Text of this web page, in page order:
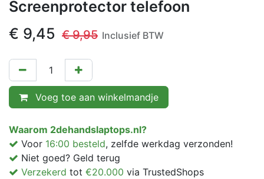
Screenprotector telefoon
€ 9,45 €9,95 Inclusief BTW
Voeg toe aan winkelmandje
Waarom 2dehandslaptops.nl?
Voor 16:00 besteld, zelfde werkdag verzonden!
Niet goed? Geld terug
Verzekerd tot €20.000 via TrustedShops